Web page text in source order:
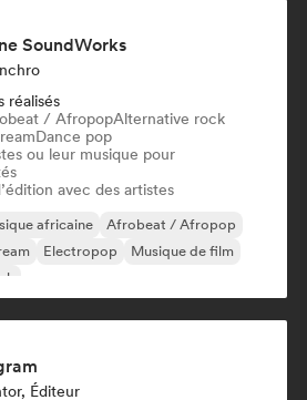
SoundWorks
réalisés
/ AfropopAlternative rock
Dance pop
ou leur musique pour
avec des artistes
africaine
Afrobeat / Afropop
Electropop
Musique de film
Éditeur